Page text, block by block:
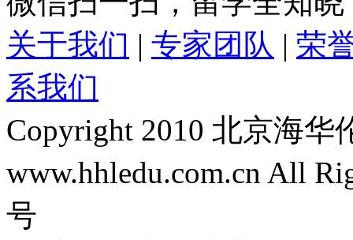
关于我们 | 专家团队 | 荣
系我们
Copyright 2010 北京海
www.hhledu.com.cn All
号